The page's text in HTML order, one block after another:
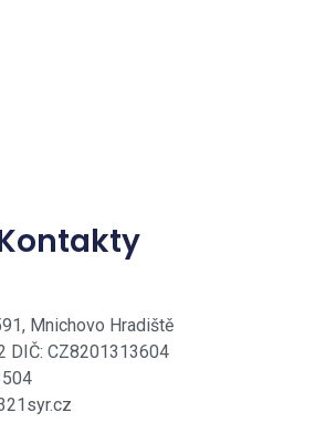
Mnichovo Hradiště
DIČ: CZ8201313604